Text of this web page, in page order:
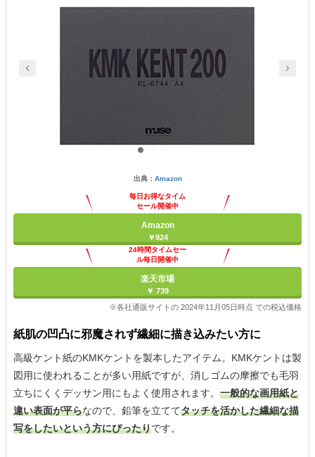
出典： Amazon
毎日お得なタイム
セール開催中
Amazon
￥924
24時間タイムセー
ル毎日開催中
楽天市場
￥ 739
※各社通販サイトの 2024年11月05日時点 での税込価格
紙肌の凹凸に邪魔されず繊細に描き込みたい方に
高級ケント紙のKMKケントを製本したアイテム。KMKケントは製
図用に使われることが多い用紙ですが、消しゴムの摩擦でも毛羽
立ちにくくデッサン用にもよく使用されます。 一般的な画用紙と
違い表面が平らなので、鉛筆を立ててタッチを活かした繊細な描
写をしたいという方にぴったりです。